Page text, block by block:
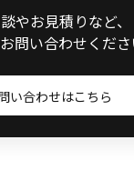
やお見積りなど、
問い合わせくださ
い合わせはこちら